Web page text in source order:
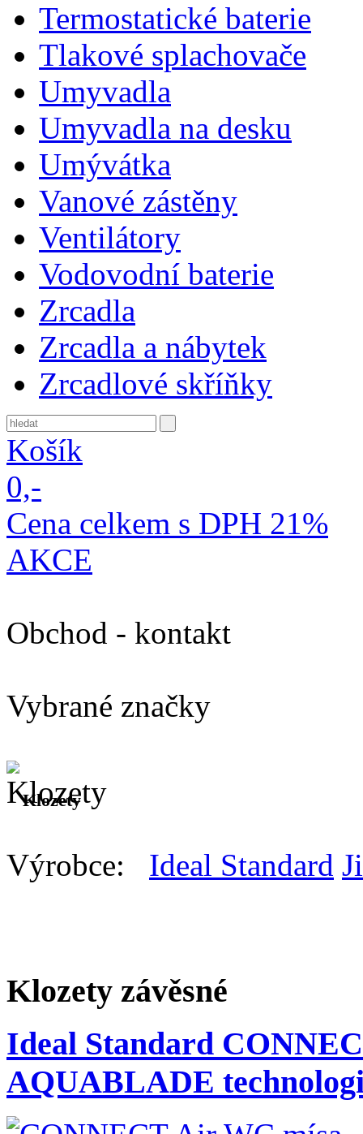
Termostatické baterie
Tlakové splachovače
Umyvadla
Umyvadla na desku
Umývátka
Vanové zástěny
Ventilátory
Vodovodní baterie
Zrcadla
Zrcadla a nábytek
Zrcadlové skříňky
Košík
0,-
Cena celkem s DPH 21%
AKCE
Obchod - kontakt
Vybrané značky
Klozety
Výrobce: Ideal Standard
Klozety závěsné
Ideal Standard
AQUABLADE